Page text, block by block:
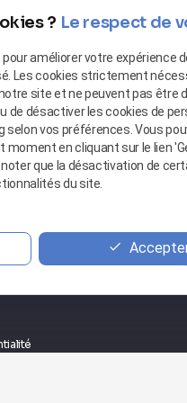
? Le respect de
améliorer votre expérience
Les cookies strictement
site et ne peuvent pas être
de désactiver les cookies de
vos préférences. Vous
moment en cliquant sur le lien
que la désactivation de
du site.